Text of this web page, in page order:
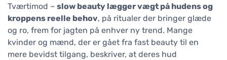
Tværtimod – slow beauty lægger vægt på hudens og
kroppens reelle behov, på ritualer der bringer glæde
og ro, frem for jagten på enhver ny trend. Mange
kvinder og mænd, der er gået fra fast beauty til en
mere bevidst tilgang, beskriver, at deres hud